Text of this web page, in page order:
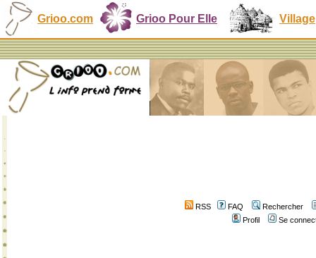
Grioo.com Grioo Pour Elle Village
RSS FAQ
Rechercher
Profil
Se